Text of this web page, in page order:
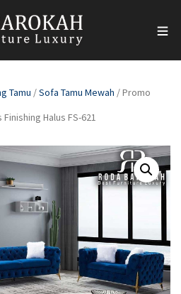
Tamu /Sofa Tamu Mewah / Promo
Halus FS-621